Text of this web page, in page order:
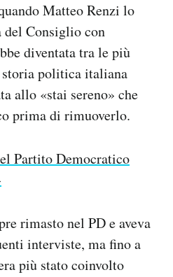
Matteo Renzi lo
del Consiglio con
diventata tra le più
storia politica italiana
allo «stai sereno» che
prima di rimuoverlo.
Partito Democratico
rimasto nel PD e aveva
interviste, ma fino a
più stato coinvolto